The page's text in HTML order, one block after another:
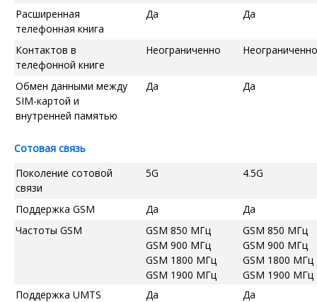
Расширенная
телефонная книга
Да Да
Контактов в
телефонной книге
Неограниченно Неограниченно
Обмен данными между
SIM-картой и
внутренней памятью
Да Да
Сотовая связь
Поколение сотовой
связи
5G 4.5G
Поддержка GSM Да
Да
Частоты GSM
GSM 850 МГц
GSM 900 МГц
GSM 1800 МГц
GSM 1900 МГц
GSM 850 МГц
GSM 900 МГц
GSM 1800 МГц
GSM 1900 МГц
Поддержка UMTS
Да
Да